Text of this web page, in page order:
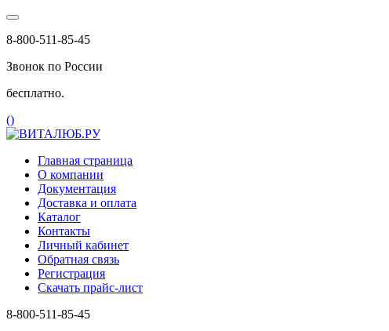
8-800-511-85-45
Звонок по России
бесплатно.
()
Главная страница
О компании
Документация
Доставка и оплата
Каталог
Контакты
Личный кабинет
Обратная связь
Регистрация
Скачать прайс-лист
8-800-511-85-45